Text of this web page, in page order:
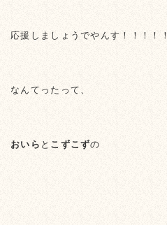
応援しましょうでやんす！！！！！
なんてったって、
おいら と こずこずの